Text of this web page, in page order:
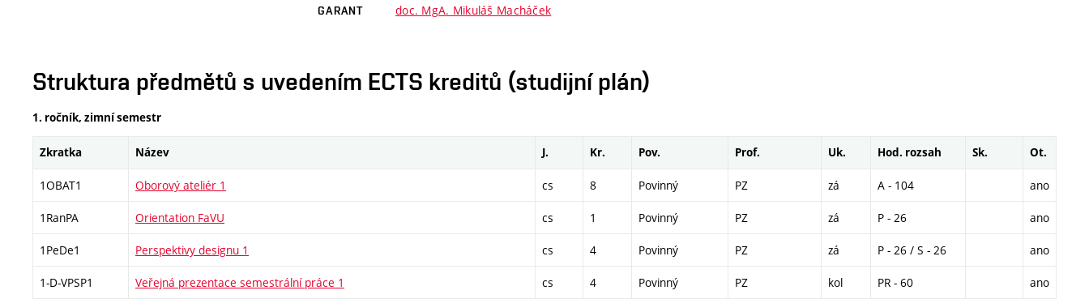
GARANT doc. MgA. Mikuláš Macháček
Struktura předmětů s uvedením ECTS kreditů (studijní plán)
1. ročník, zimní semestr
Zkratka Název J. Kr. Pov. Prof. Uk. Hod. rozsah Sk. Ot.
1OBAT1 Oborový ateliér 1 cs 8 Povinný PZ zá A - 104 ano
1RanPA Orientation FaVU cs 1 Povinný PZ zá P - 26 ano
1PeDe1 Perspektivy designu 1 cs 4 Povinný PZ zá P - 26 / S - 26 ano
1-D-VPSP1 Veřejná prezentace semestrální práce 1 cs 4 Povinný PZ kol PR - 60 ano